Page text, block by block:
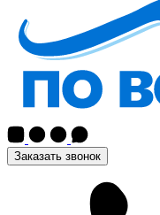
Заказать звонок